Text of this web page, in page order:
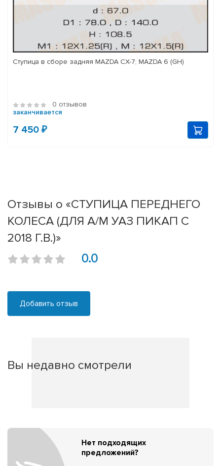
Ступица в сборе задняя MAZDA CX-7; MAZDA 6 (GH)
0 отзывов
заканчивается
7 450 ₽
Отзывы о «СТУПИЦА ПЕРЕДНЕГО
КОЛЕСА (ДЛЯ А/М УАЗ ПИКАП С
2018 Г.В.)»
0.0
Добавить отзыв
Вы недавно смотрели
Нет подходящих
предложений?